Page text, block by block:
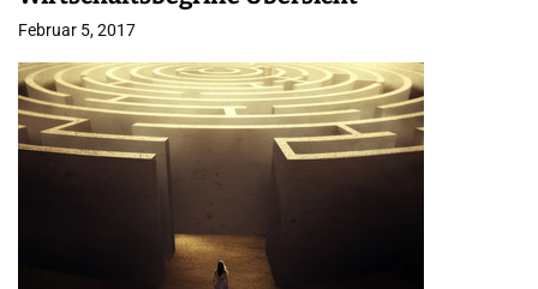
Februar 5, 2017